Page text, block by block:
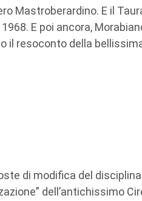
Mastroberardino. E il
E poi ancora,
il resoconto della
di modifica del
dell’antichissimo